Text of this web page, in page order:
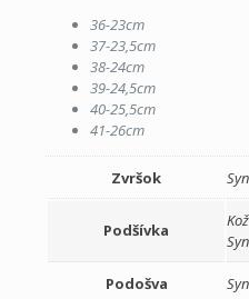
36-23cm
37-23,5cm
38-24cm
39-24,5cm
40-25,5cm
41-26cm
Zvršok
Podšívka
Podošva